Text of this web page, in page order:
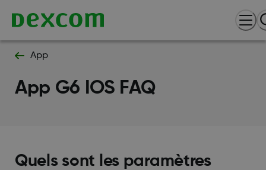
App
App G6 IOS FAQ
Quels sont les paramètres